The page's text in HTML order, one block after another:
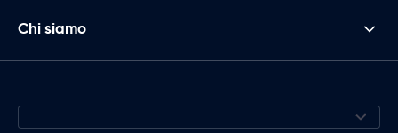
Chi siamo